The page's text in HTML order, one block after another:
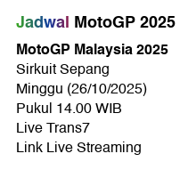
Jadwal MotoGP 2025
MotoGP Malaysia 2025
Sirkuit Sepang
Minggu (26/10/2025)
Pukul 14.00 WIB
Live Trans7
Link Live Streaming